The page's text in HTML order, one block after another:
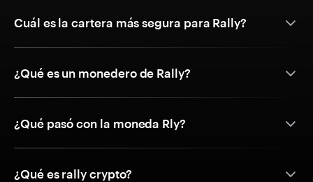
Cuál es la cartera más segura para Rally?
¿Qué es un monedero de Rally?
¿Qué pasó con la moneda Rly?
¿Qué es rally crypto?